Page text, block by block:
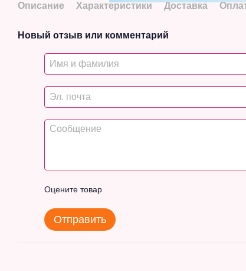
Описание Характеристики Доставка
Новый отзыв или комментарий
Оцените товар
Отправить